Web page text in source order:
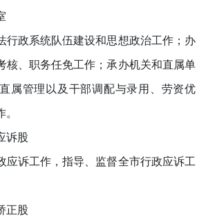
政系统队伍建设和思想政治工作；办
核、职务任免工作；承办机关和直属单
属管理以及干部调配与录用、劳资优
股
诉工作，指导、监督全市行政应诉工
股